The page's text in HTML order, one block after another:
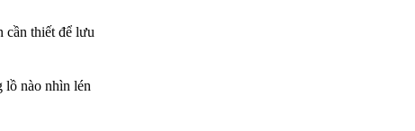
cần thiết để lưu
lồ nào nhìn lén